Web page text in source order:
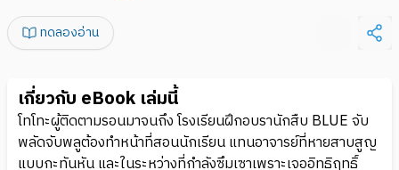
ทดลองอ่าน
เกี่ยวกับ eBook เล่มนี้
โทโทะผู้ติดตามรอนมาจนถึง โรงเรียนฝึกอบรานักสืบ BLUE จับ
พลัดจับพลูต้องทำหน้าที่สอนนักเรียน แทนอาจารย์ที่หายสาบสูญ
แบบกะทันหัน และในระหว่างที่กำลังซึมเซาเพราะเจออิทธิฤทธิ์